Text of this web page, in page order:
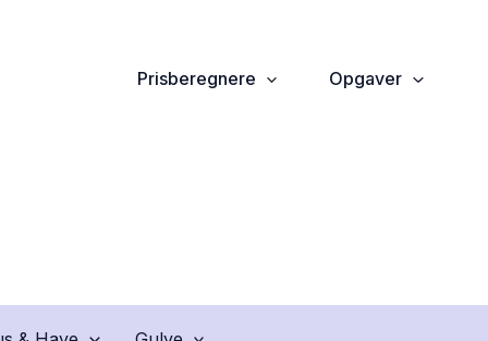
Prisberegnere Opgaver